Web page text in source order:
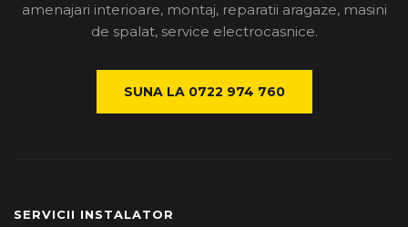
amenajari interioare, montaj, reparatii aragaze, masini
de spalat, service electrocasnice.
SUNA LA 0722 974 760
SERVICII INSTALATOR